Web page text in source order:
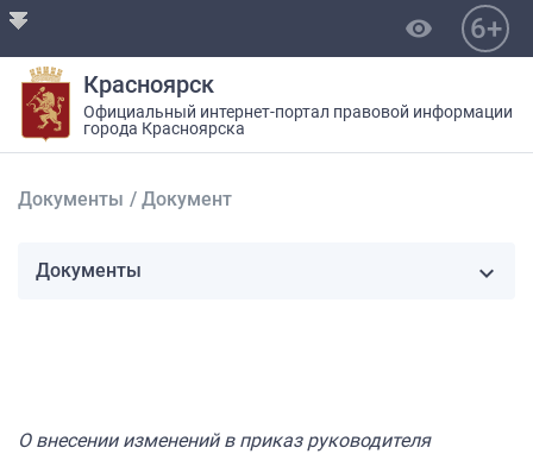
visibility 6+
Красноярск
Официальный интернет-портал правовой информации
города Красноярска
Документы / Документ
О внесении изменений в приказ руководителя
Документы